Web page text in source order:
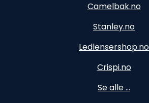
Camelbak.no
Stanley.no
Ledlensershop.no
Crispi.no
Se alle ...